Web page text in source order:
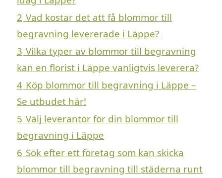
2 Vad kostar det att få blommor till
begravning levererade i Läppe?
3 Vilka typer av blommor till begravning
kan en florist i Läppe vanligtvis leverera?
4 Köp blommor till begravning i Läppe –
Se utbudet här!
5 Välj leverantör för din blommor till
begravning i Läppe
6 Sök efter ett företag som kan skicka
blommor till begravning till städerna runt